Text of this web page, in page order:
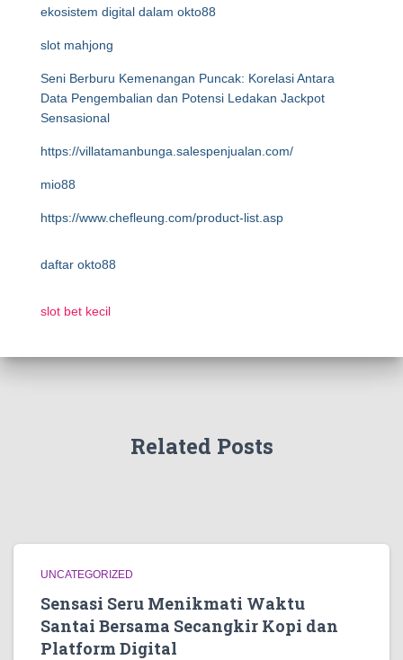
ekosistem digital dalam okto88
slot mahjong
Seni Berburu Kemenangan Puncak: Korelasi Antara
Data Pengembalian dan Potensi Ledakan Jackpot
Sensasional
https://villatamanbunga.salespenjualan.com/
mio88
https://www.chefleung.com/product-list.asp
daftar okto88
slot bet kecil
Related Posts
UNCATEGORIZED
Sensasi Seru Menikmati Waktu
Santai Bersama Secangkir Kopi dan
Platform Digital